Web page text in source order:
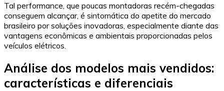
Tal performance, que poucas montadoras recém-chegadas
conseguem alcançar, é sintomática do apetite do mercado
brasileiro por soluções inovadoras, especialmente diante das
vantagens econômicas e ambientais proporcionadas pelos
veículos elétricos.
Análise dos modelos mais vendidos:
características e diferenciais